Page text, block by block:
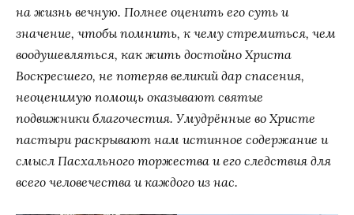
на жизнь вечную. Полнее оценить его суть и
значение, чтобы помнить, к чему стремиться, чем
воодушевляться, как жить достойно Христа
Воскресшего, не потеряв великий дар спасения,
неоценимую помощь оказывают святые
подвижники благочестия. Умудрённые во Христе
пастыри раскрывают нам истинное содержание и
смысл Пасхального торжества и его следствия для
всего человечества и каждого из нас.